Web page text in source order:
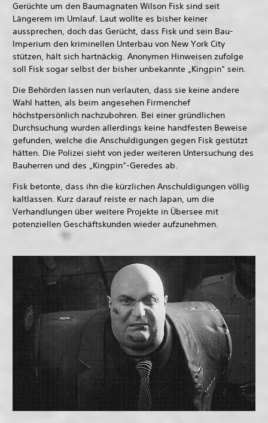
Gerüchte um den Baumagnaten Wilson Fisk sind seit
Längerem im Umlauf. Laut wollte es bisher keiner
aussprechen, doch das Gerücht, dass Fisk und sein Bau-
Imperium den kriminellen Unterbau von New York City
stützen, hält sich hartnäckig. Anonymen Hinweisen zufolge
soll Fisk sogar selbst der bisher unbekannte „Kingpin“ sein.
Die Behörden lassen nun verlauten, dass sie keine andere
Wahl hatten, als beim angesehen Firmenchef
höchstpersönlich nachzubohren. Bei einer gründlichen
Durchsuchung wurden allerdings keine handfesten Beweise
gefunden, welche die Anschuldigungen gegen Fisk gestützt
hätten. Die Polizei sieht von jeder weiteren Untersuchung des
Bauherren und des „Kingpin“-Geredes ab.
Fisk betonte, dass ihn die kürzlichen Anschuldigungen völlig
kaltlassen. Kurz darauf reiste er nach Japan, um die
Verhandlungen über weitere Projekte in Übersee mit
potenziellen Geschäftskunden wieder aufzunehmen.